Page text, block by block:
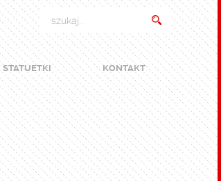
STATUETKI KONTAKT